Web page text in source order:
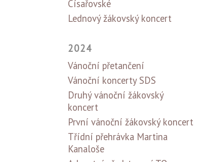
Císařovské
Lednový žákovský koncert
2024
Vánoční přetančení
Vánoční koncerty SDS
Druhý vánoční žákovský
koncert
První vánoční žákovský koncert
Třídní přehrávka Martina
Kanaloše